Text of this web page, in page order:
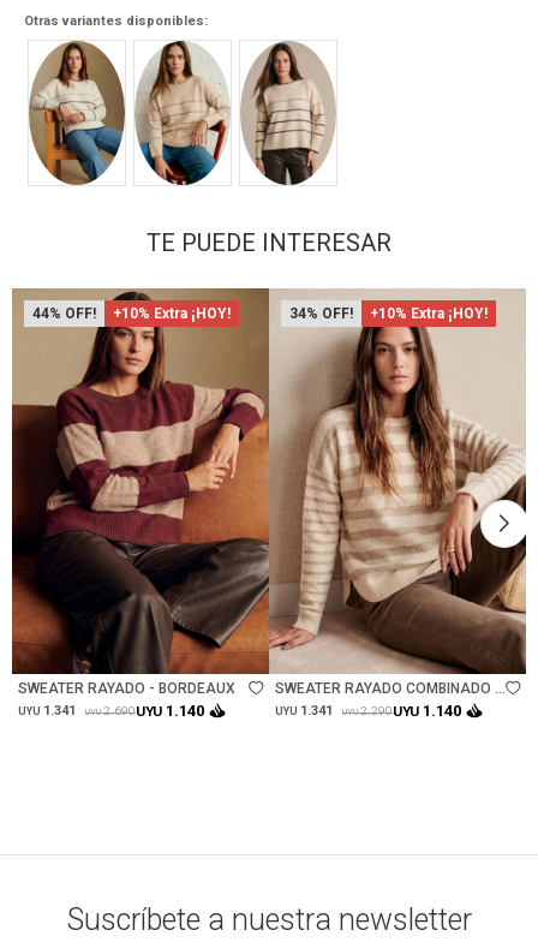
Otras variantes disponibles:
TE PUEDE INTERESAR
44 +10% Extra ¡HOY!
Talle
SWEATER RAYADO - BORDEAUX
UYU 1.341 UYU 2.690UYU 1.140
34 +10% Extra ¡HOY!
Talle
SWEATER RAYADO COMBINADO -
BEIGE MELANGE
UYU 1.341 UYU 2.290UYU 1.140
Suscríbete a nuestra newsletter